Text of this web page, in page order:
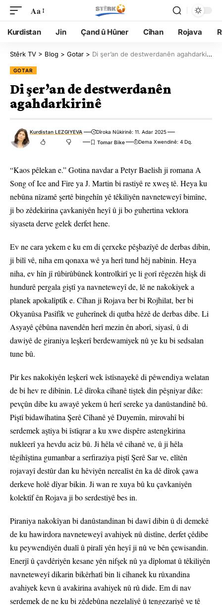
Aa
Kurdistan Jin Çand û Hûner Cîhan Rojava
Stêrk TV > Blog > Gotar > Di şer’an de destwerdanên agahdarkirinê
GOTAR
Di şer’an de destwerdanên
agahdarkirinê
Kurdistan LEZGIYEVA
Dîroka Nûkirinê: 11. Adar 2025
Dema Xwendinê: 4 Dq.
“Kaos pêlekan e.” Gotina navdar a Petyr Baelish ji romana A
Song of Ice and Fire ya J. Martin bi rastiyê re xweş tê. Heya ku
nebûna nîzamê şertê bingehîn yê têkiliyên navneteweyî bimîne,
ji bo zêdekirina çavkaniyên heyî û ji bo guhertina vektora
siyaseta derve gelek derfet hene.
Ev ne cara yekem e ku em di çerxeke pêşbazîyê de derbas dibin,
ji bilî vê, niha em qonaxa wê ya herî tund hêj nabînin. Heya
niha, ev hîn jî rûbirûbûnek kontrolkirî ye li gorî rêgezên hişk di
hundurê pergala giştî ya navneteweyî de, lê ne nakokiyek a
planek apokalîptîk e. Cîhan ji Rojava ber bi Rojhilat, ber bi
Okyanûsa Pasîfîk ve guherînek di qutba hêzê de derbas dibe. Li
Asyayê çêbûna navendên herî mezin ên aborî, siyasî, û di
dawiyê de giraniya leşkerî berdewamiyek nû ye ku bi sedsalan
tune bû.
Pir kes nakokiyên leşkerî wek îstîsnayekê di pêwendiya welatan
de bi hev re dibînin. Lê dîroka cîhanê tiştek din pêşniyar dike:
pevçûn dibe ku awayê yekem û herî sereke ya danûstandinê bû.
Piştî bidawîhatina Şerê Cîhanê yê Duyemîn, mirovahî bi
serdemek aştiya bi îstîqrar a ku xwe dispêre astengkirina
nukleerî ya hevdu aciz bû. Ji hêla vê cihanê ve, û ji hêla
têgihîştina gumanbar a serfiraziya piştî Şerê Sar ve, elîtên
rojavayî destûr dan ku hêviyên nerealîst ên ka dê dîrok çawa
derkeve holê dîyar bikin. Ji wan re xuya bû ku çavkaniyên
kolektîf ên Rojava ji bo serdestiyê bes in.
Piraniya nakokîyan bi danûstandinan bi dawî dibin û di demekê
de ku hawirdora navneteweyî avahiyek nû distîne, derfet çêdibe
ku peywendiyên dualî û piralî yên heyî ji nû ve bên çewisandin.
Enerjî û çavdêriyên kesane yên nifşek nû ya dîplomat û têkiliyên
navneteweyî dikarin bikêrhatî bin li cîhanek ku rûxandina
avahiyek kevn û avakirina avahiyek nû rû dide. Em di nav
serdemek de ne ku bi zêdebûna nezelaliyê û tengezariyê ve tê